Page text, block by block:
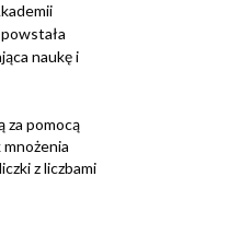
naukę i
za pomocą
z liczbami